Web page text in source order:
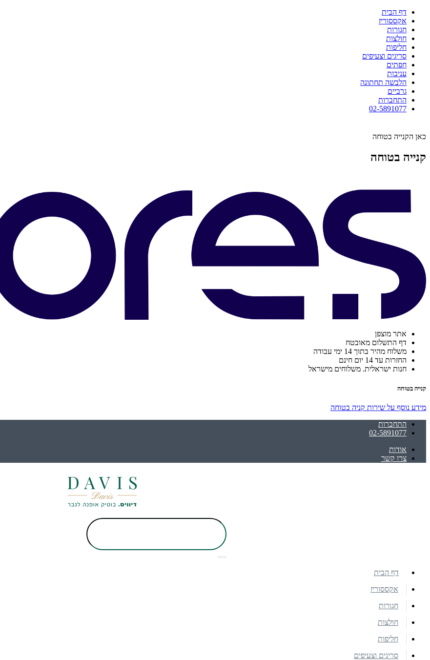
דף הבית
אקססוריז
חגורות
חולצות
חליפות
סריגים וצעיפים
חפתים
עניבות
הלבשה תחתונה
גרביים
התחברות
02-5891077
כאן הקנייה בטוחה
קנייה בטוחה
אתר מוצפן
דף התשלום מאובטח
משלוח מהיר בתוך 14 ימי עבודה
החזרות עד 14 יום חינם
חנות ישראלית. משלוחים מישראל
קנייה בטוחה
מידע נוסף על שירות קניה בטוחה
התחברות
02-5891077
אודות
צרו קשר
דף הבית
אקססוריז
חגורות
חולצות
חליפות
סריגים וצעיפים